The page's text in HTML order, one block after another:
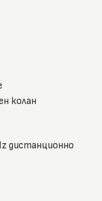
колан
дистанционно